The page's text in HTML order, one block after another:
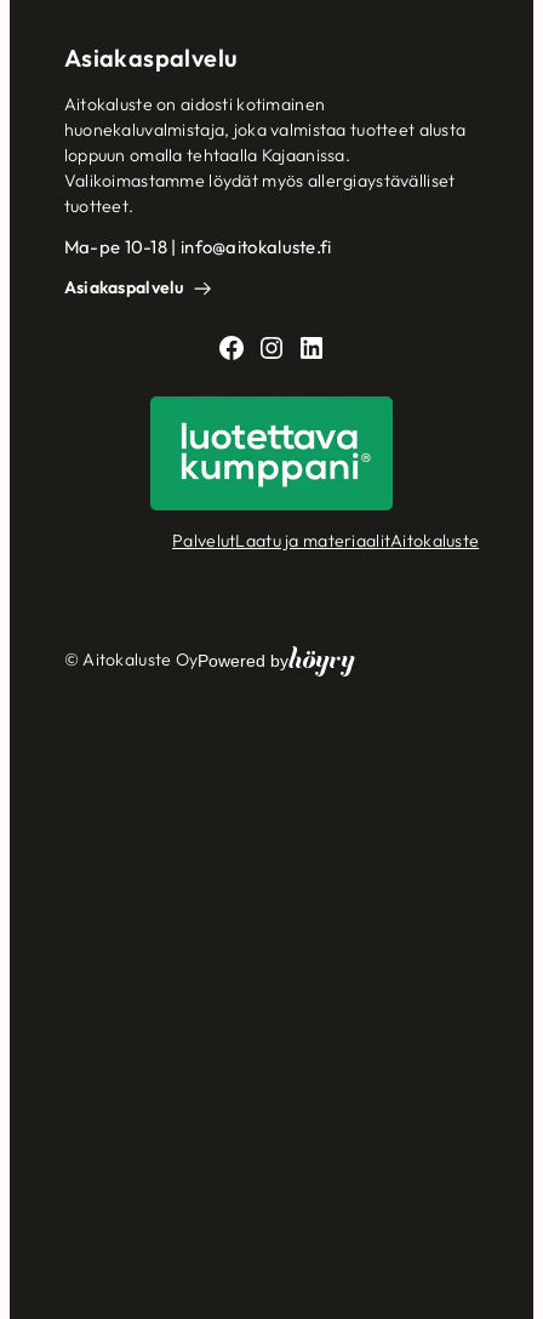
Asiakaspalvelu
Aitokaluste on aidosti kotimainen
huonekaluvalmistaja, joka valmistaa tuotteet alusta
loppuun omalla tehtaalla Kajaanissa.
Valikoimastamme löydät myös allergiaystävälliset
tuotteet.
Ma-pe 10-18 | info@aitokaluste.fi
Asiakaspalvelu
Facebook
Instagram
LinkedIn
PalvelutLaatu ja materiaalitAitokaluste
© Aitokaluste OyPowered byHöyry